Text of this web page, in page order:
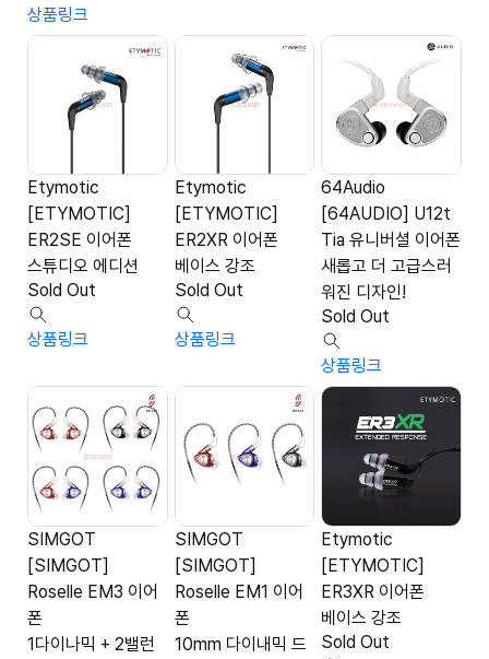
상품링크
Etymotic
[ETYMOTIC]
ER2SE 이어폰
스튜디오 에디션
Sold Out
상품링크
Etymotic
[ETYMOTIC]
ER2XR 이어폰
베이스 강조
Sold Out
상품링크
64Audio
[64AUDIO] U12t
Tia 유니버셜 이어폰
새롭고 더 고급스러
워진 디자인!
Sold Out
상품링크
SIMGOT
[SIMGOT]
Roselle EM3 이어
폰
1다이나믹 + 2밸런
SIMGOT
[SIMGOT]
Roselle EM1 이어
폰
10mm 다이내믹 드
Etymotic
[ETYMOTIC]
ER3XR 이어폰
베이스 강조
Sold Out